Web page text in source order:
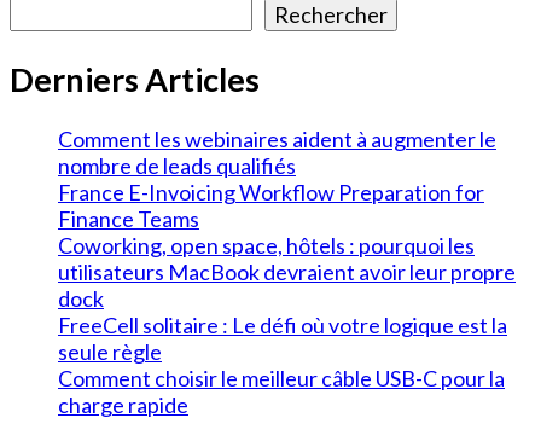
Rechercher
Derniers Articles
Comment les webinaires aident à augmenter le
nombre de leads qualifiés
France E-Invoicing Workflow Preparation for
Finance Teams
Coworking, open space, hôtels : pourquoi les
utilisateurs MacBook devraient avoir leur propre
dock
FreeCell solitaire : Le défi où votre logique est la
seule règle
Comment choisir le meilleur câble USB-C pour la
charge rapide